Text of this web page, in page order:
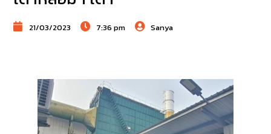
21/03/2023 7:36 pm Sanya